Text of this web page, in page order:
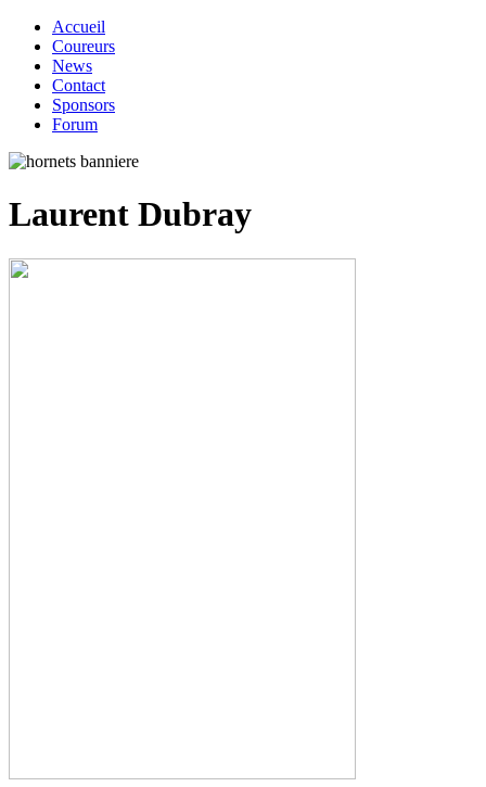
Accueil
Coureurs
News
Contact
Sponsors
Forum
Laurent Dubray